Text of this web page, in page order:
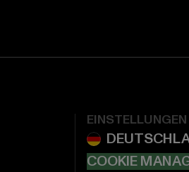
EINSTELLUNGEN
COOKIE